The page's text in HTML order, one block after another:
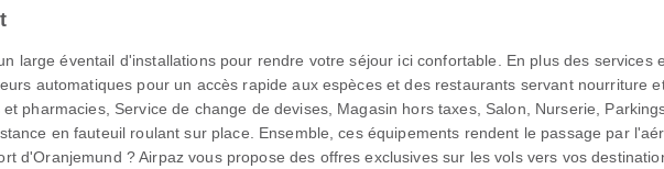
large éventail d'installations pour rendre votre séjour ici confortable. En plus des
automatiques pour un accès rapide aux espèces et des restaurants servant nourriture
pharmacies, Service de change de devises, Magasin hors taxes, Salon, Nurserie,
en fauteuil roulant sur place. Ensemble, ces équipements rendent le passage par
d'Oranjemund ? Airpaz vous propose des offres exclusives sur les vols vers vos